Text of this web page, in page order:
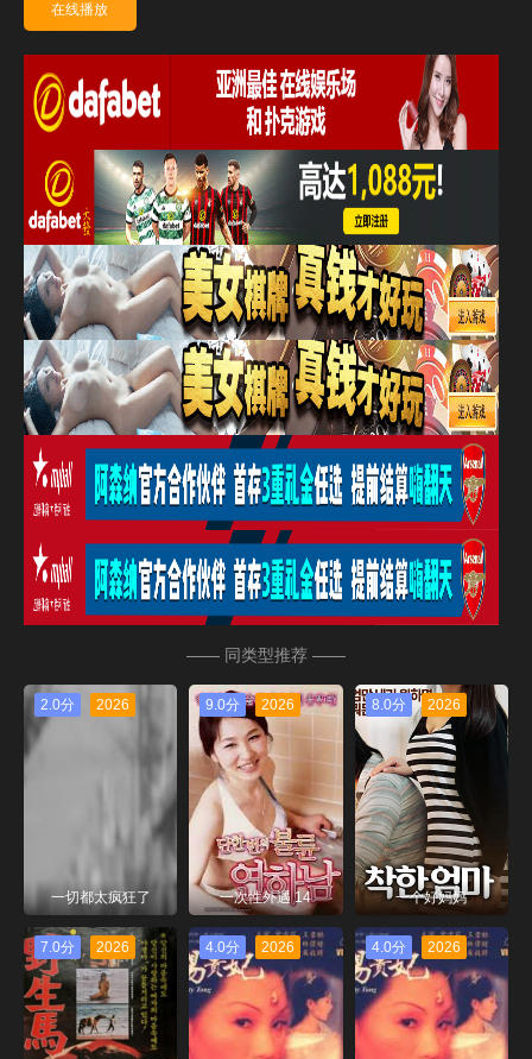
在线播放
—— 同类型推荐 ——
2.0分 2026
一切都太疯狂了
9.0分 2026
一次性外遇 14
8.0分 2026
一个好妈妈
7.0分 2026 4.0分 2026 4.0分 2026